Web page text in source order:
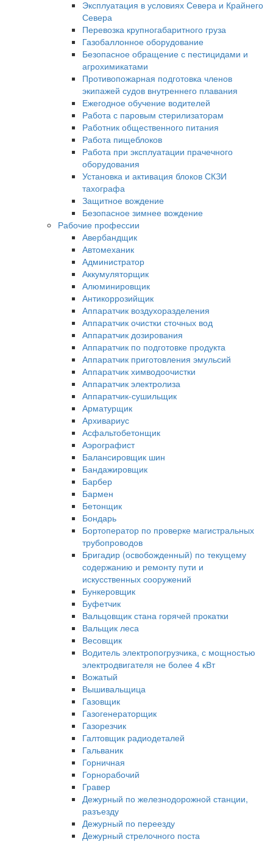
Эксплуатация в условиях Севера и Крайнего
Севера
Перевозка крупногабаритного груза
Газобаллонное оборудование
Безопасное обращение с пестицидами и
агрохимикатами
Противопожарная подготовка членов
экипажей судов внутреннего плавания
Ежегодное обучение водителей
Работа с паровым стерилизаторам
Работник общественного питания
Работа пищеблоков
Работа при эксплуатации прачечного
оборудования
Установка и активация блоков СКЗИ
тахографа
Защитное вождение
Безопасное зимнее вождение
Рабочие профессии
Авербандщик
Автомеханик
Администратор
Аккумуляторщик
Алюминировщик
Антикоррозийщик
Аппаратчик воздухоразделения
Аппаратчик очистки сточных вод
Аппаратчик дозирования
Аппаратчик по подготовке продукта
Аппаратчик приготовления эмульсий
Аппаратчик химводоочистки
Аппаратчик электролиза
Аппаратчик-сушильщик
Арматурщик
Архивариус
Асфальтобетонщик
Аэрографист
Балансировщик шин
Бандажировщик
Барбер
Бармен
Бетонщик
Бондарь
Бортоператор по проверке магистральных
трубопроводов
Бригадир (освобожденный) по текущему
содержанию и ремонту пути и
искусственных сооружений
Бункеровщик
Буфетчик
Вальцовщик стана горячей прокатки
Вальщик леса
Весовщик
Водитель электропогрузчика, с мощностью
электродвигателя не более 4 кВт
Вожатый
Вышивальщица
Газовщик
Газогенераторщик
Газорезчик
Галтовщик радиодеталей
Гальваник
Горничная
Горнорабочий
Гравер
Дежурный по железнодорожной станции,
разъезду
Дежурный по переезду
Дежурный стрелочного поста